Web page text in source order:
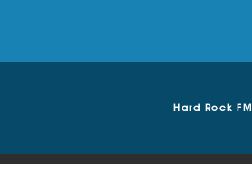
Hard Rock FM